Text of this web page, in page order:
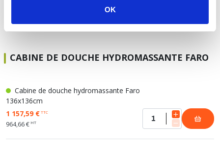
OK
CABINE DE DOUCHE HYDROMASSANTE FARO
Cabine de douche hydromassante Faro
136x136cm
1 157,59 €TTC
964,66 € HT